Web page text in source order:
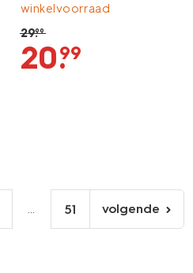
winkelvoorraad
29.99
20.
99
... 51
volgende
pagina
volgende